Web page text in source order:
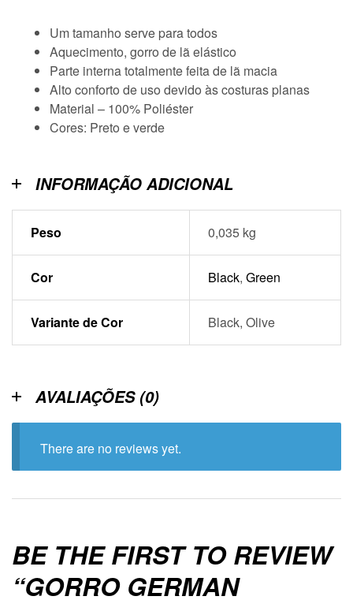
Um tamanho serve para todos
Aquecimento, gorro de lã elástico
Parte interna totalmente feita de lã macia
Alto conforto de uso devido às costuras planas
Material – 100% Poliéster
Cores: Preto e verde
INFORMAÇÃO ADICIONAL
Peso 0,035 kg
Cor Black, Green
Variante de Cor Black, Olive
AVALIAÇÕES (0)
There are no reviews yet.
BE THE FIRST TO REVIEW
“GORRO GERMAN